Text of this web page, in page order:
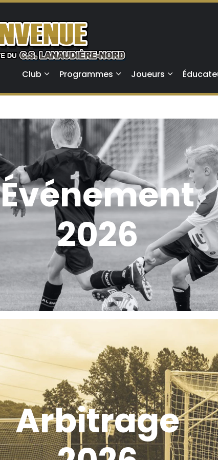
Club Programmes Joueurs
Événement
2026
Arbitrage